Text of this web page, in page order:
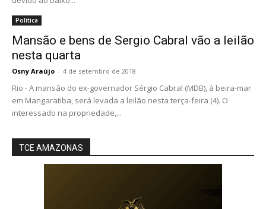
Política
Mansão e bens de Sergio Cabral vão a leilão
nesta quarta
Osny Araújo - 4 de setembro de 2018
Rio - A mansão do ex-governador Sérgio Cabral (MDB), à beira-mar
em Mangaratiba, será levada a leilão nesta terça-feira (4). O
interessado na propriedade,...
TCE AMAZONAS